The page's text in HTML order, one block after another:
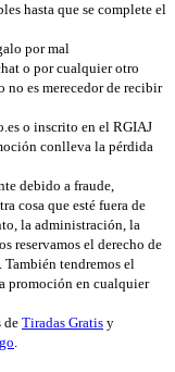
hasta que se complete el
por mal
o por cualquier otro
no es merecedor de recibir
o inscrito en el RGIAJ
conlleva la pérdida
debido a fraude,
cosa que esté fuera de
la administración, la
reservamos el derecho de
tendremos el
promoción en cualquier
de Tiradas Gratis y
.